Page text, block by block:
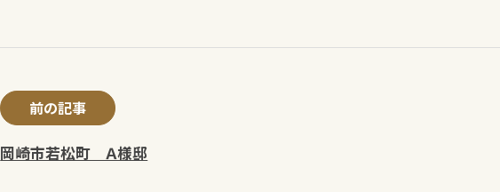
前の記事
岡崎市若松町 Ａ様邸